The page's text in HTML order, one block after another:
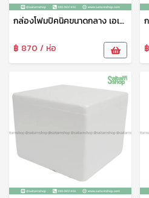
กล่องโฟมปิคนิคขนาดกลาง เอเชีย
฿ 870 / ห่อ